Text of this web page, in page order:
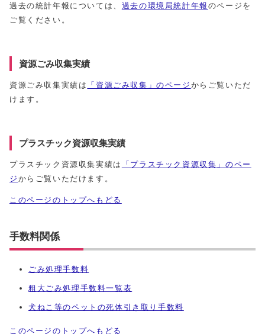
過去の統計年報については、 過去の環境局統計年報 のページを
ご覧ください。
資源ごみ収集実績
資源ごみ収集実績は 「資源ごみ収集」のページ からご覧いただ
けます。
プラスチック資源収集実績
プラスチック資源収集実績は
「プラスチック資源収集」のペー
ジ からご覧いただけます。
このページのトップへもどる
手数料関係
ごみ処理手数料
粗大ごみ処理手数料一覧表
犬ねこ等のペットの死体引き取り手数料
このページのトップへもどる